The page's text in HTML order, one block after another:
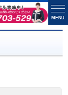
MENU